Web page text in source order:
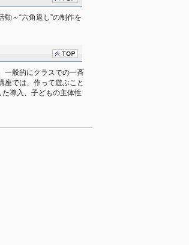
～“六角返し”の制作を
一般的にクラスでの一斉
座では、作って遊ぶこと
た導入、子どもの主体性